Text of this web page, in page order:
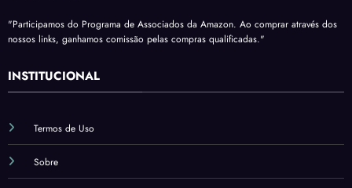
"Participamos do Programa de Associados da Amazon. Ao comprar através dos
nossos links, ganhamos comissão pelas compras qualificadas."
INSTITUCIONAL
Termos de Uso
Sobre